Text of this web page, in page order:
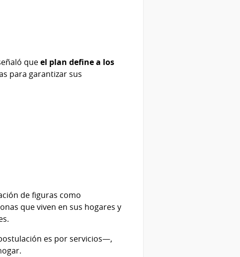
queel plan define a los
para garantizar sus
de figuras como
que viven en sus hogares y
es por servicios—,